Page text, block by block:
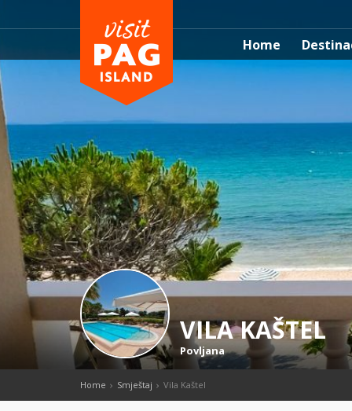
Home
VILA KAŠTEL
Povljana
Home Smještaj Vila Kaštel